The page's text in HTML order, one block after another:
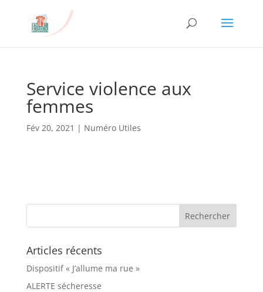
Service violence aux
femmes
Fév 20, 2021 | Numéro Utiles
Articles récents
Dispositif « J’allume ma rue »
ALERTE sécheresse